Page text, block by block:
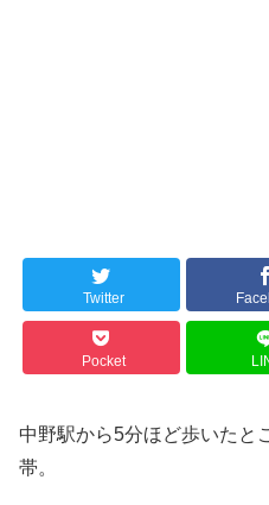
Twitter
Pocket
中野駅から5分ほど歩いたと
帯。